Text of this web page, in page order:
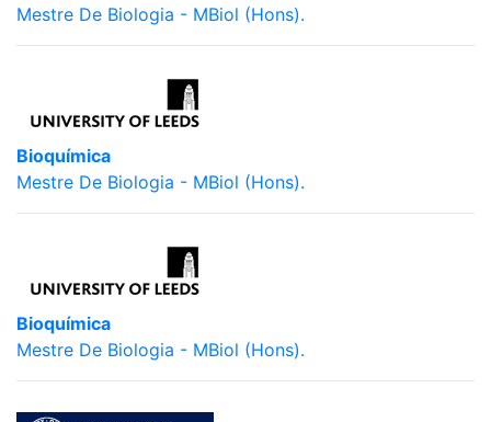
Mestre De Biologia - MBiol (Hons).
Bioquímica
Mestre De Biologia - MBiol (Hons).
Bioquímica
Mestre De Biologia - MBiol (Hons).